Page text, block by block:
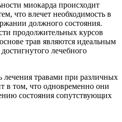
миокарда происходит
что влечет необходимость в
должного состояния.
продолжительных курсов
трав являются идеальным
лечебного
лечения травами при различных
в том, что одновременно они
состояния сопутствующих